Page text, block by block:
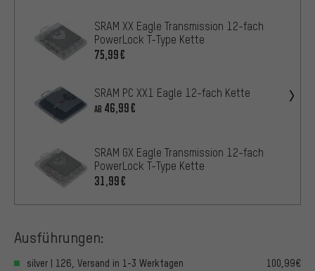
SRAM XX Eagle Transmission 12-fach
PowerLock T-Type Kette
75,99€
SRAM PC XX1 Eagle 12-fach Kette
AB 46,99€
SRAM GX Eagle Transmission 12-fach
PowerLock T-Type Kette
31,99€
Ausführungen:
silver | 126, Versand in 1-3 Werktagen 100,99€